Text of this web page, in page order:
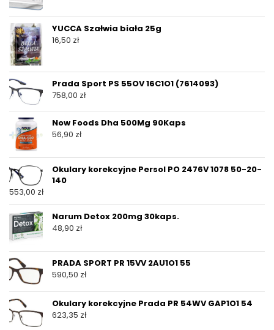
YUCCA Szałwia biała 25g
16,50 zł
Prada Sport PS 55OV 16C1O1 (7614093)
758,00 zł
Now Foods Dha 500Mg 90Kaps
56,90 zł
Okulary korekcyjne Persol PO 2476V 1078 50-20-
140
553,00 zł
Narum Detox 200mg 30kaps.
48,90 zł
PRADA SPORT PR 15VV 2AU1O1 55
590,50 zł
Okulary korekcyjne Prada PR 54WV GAP1O1 54
623,35 zł